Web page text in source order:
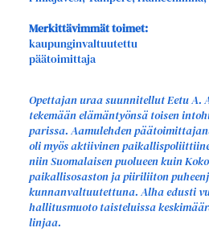
Merkittävimmät toimet:
kaupunginvaltuutettu
päätoimittaja
Opettajan uraa suunnitellut Eetu A.
tekemään elämäntyönsä toisen
parissa. Aamulehden
oli myös aktiivinen
niin Suomalaisen puolueen kuin
paikallisosaston ja piiriliiton
kunnanvaltuutettuna. Alha edusti
hallitusmuoto taisteluissa
linjaa.